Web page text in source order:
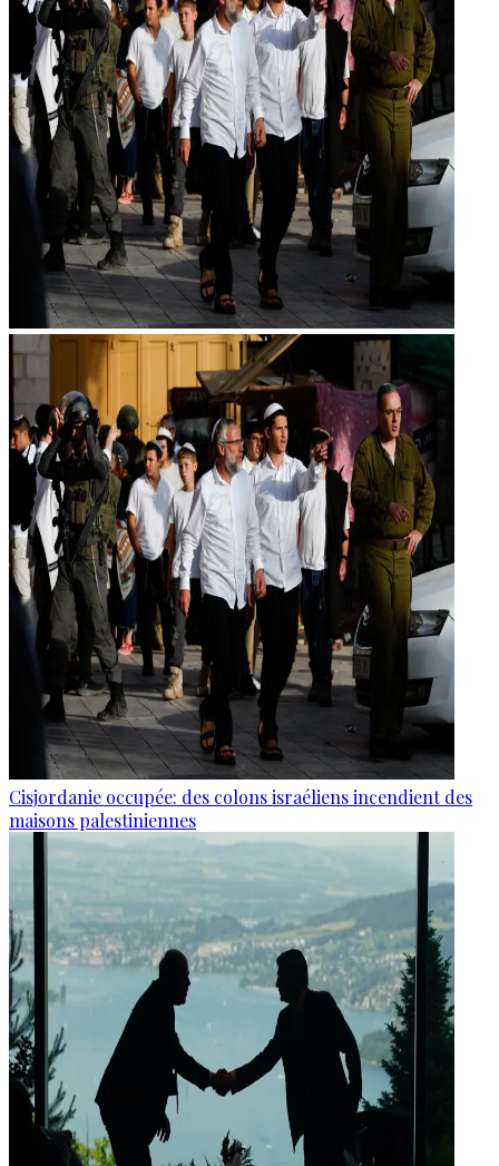
Cisjordanie occupée: des colons israéliens incendient des
maisons palestiniennes